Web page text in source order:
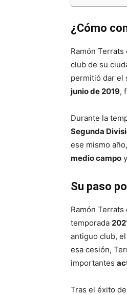
¿Cómo
Ramón
club de su
permitió dar el
junio de 2019,
Durante la
Segunda
ese mismo
medio campo
Su paso
Ramón
temporada
antiguo club, el
esa cesión,
importantes
Tras el éxito